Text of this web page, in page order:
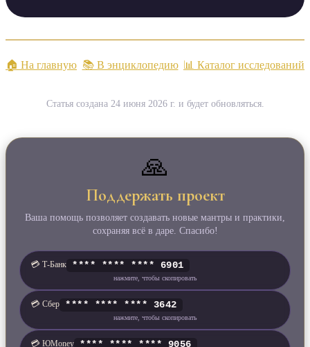
🏠 На главную 📚 В энциклопедию 📊 Каталог исследований
Статья создана 24 июня 2026 г. и будет обновляться.
🙏
Поддержать проект
Ваша помощь позволяет создавать новые мантры и практики,
сохраняя всё в даре. Спасибо!
💳 Т‑Банк **** **** **** 6901
нажмите, чтобы скопировать
💳 Сбер **** **** **** 3642
нажмите, чтобы скопировать
💳 ЮMoney **** **** **** 9056